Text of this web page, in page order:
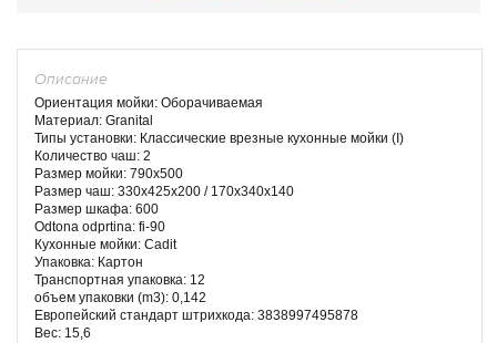
Описание
Ориентация мойки: Оборачиваемая
Материал: Granital
Типы установки: Классические врезные кухонные мойки (I)
Количество чаш: 2
Размер мойки: 790x500
Размер чаш: 330x425x200 / 170x340x140
Размер шкафа: 600
Odtona odprtina: fi-90
Кухонные мойки: Cadit
Упаковка: Картон
Транспортная упаковка: 12
объем упаковки (m3): 0,142
Европейский стандарт штрихкода: 3838997495878
Вес: 15,6